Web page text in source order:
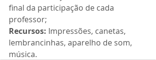
final da participação de cada
professor;
Recursos: Impressões, canetas,
lembrancinhas, aparelho de som,
música.